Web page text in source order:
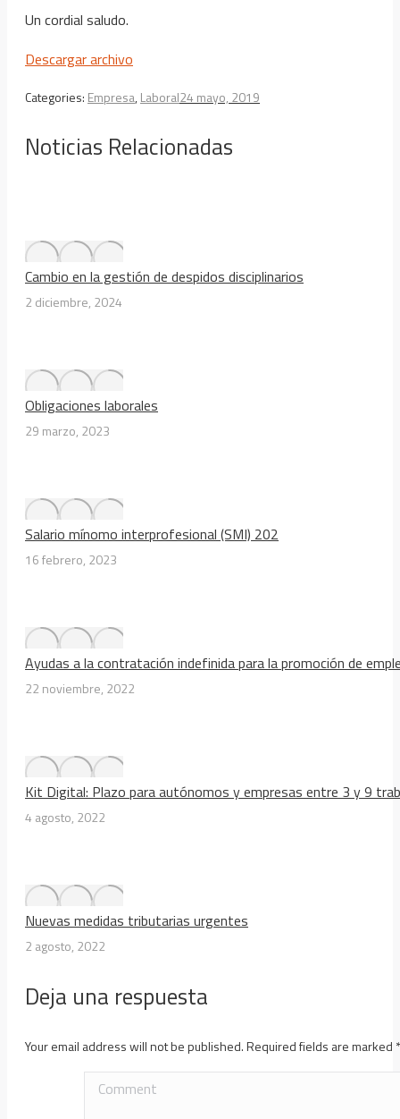
Un cordial saludo.
Descargar archivo
Categories: Empresa,Laboral24 mayo, 2019
Noticias Relacionadas
Cambio en la gestión de despidos disciplinarios
2 diciembre, 2024
Obligaciones laborales
29 marzo, 2023
Salario mínomo interprofesional (SMI) 202
16 febrero, 2023
Ayudas a la contratación indefinida para la promoción de
22 noviembre, 2022
Kit Digital: Plazo para autónomos y empresas entre 3 y 9
4 agosto, 2022
Nuevas medidas tributarias urgentes
2 agosto, 2022
Deja una respuesta
Your email address will not be published. Required fields are marked *